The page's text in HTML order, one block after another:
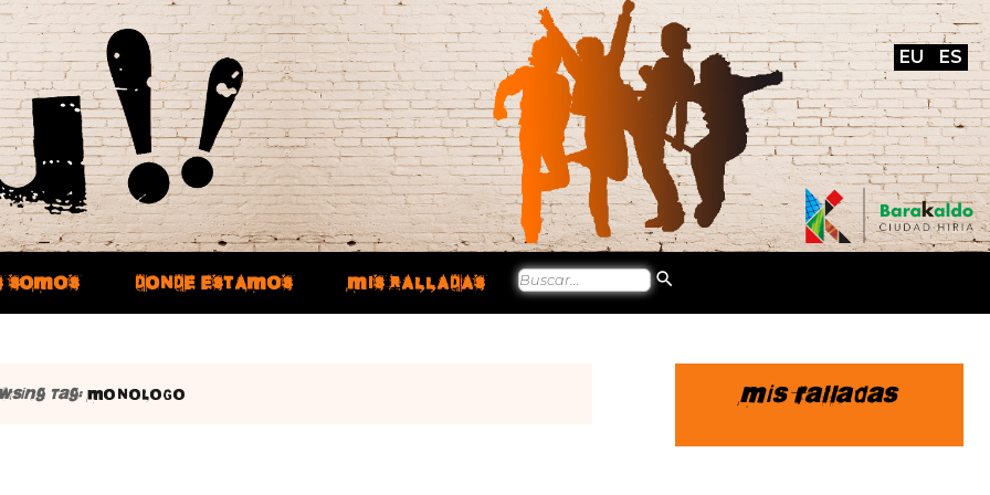
EU ES
SOMOS DONDE ESTAMOS MIS RALLADAS
Tag: MONOLOGO Mis ralladas